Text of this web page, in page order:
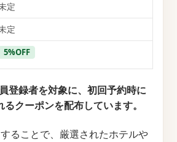
定
定
5%OFF
登録者を対象に、初回予約時に
クーポンを配布しています。
ることで、厳選されたホテルや